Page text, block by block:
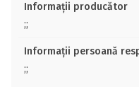
Informații producător
;;
Informații persoană
;;